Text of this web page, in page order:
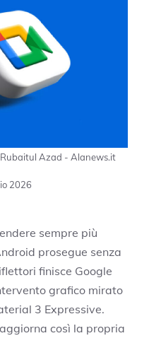
Azad - Alanews.it
2026
sempre più
prosegue senza
finisce Google
grafico mirato
3 Expressive.
così la propria